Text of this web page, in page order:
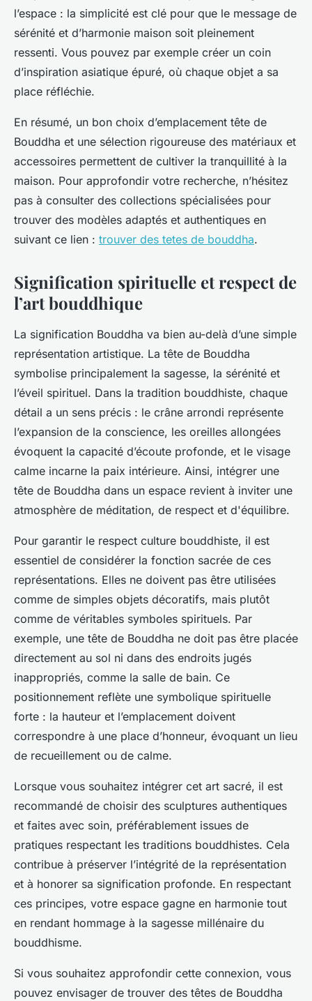
l’espace : la simplicité est clé pour que le message de
sérénité et d’harmonie maison soit pleinement
ressenti. Vous pouvez par exemple créer un coin
d’inspiration asiatique épuré, où chaque objet a sa
place réfléchie.
En résumé, un bon choix d’emplacement tête de
Bouddha et une sélection rigoureuse des matériaux et
accessoires permettent de cultiver la tranquillité à la
maison. Pour approfondir votre recherche, n’hésitez
pas à consulter des collections spécialisées pour
trouver des modèles adaptés et authentiques en
suivant ce lien : trouver des tetes de bouddha.
Signification spirituelle et respect de
l’art bouddhique
La signification Bouddha va bien au-delà d’une simple
représentation artistique. La tête de Bouddha
symbolise principalement la sagesse, la sérénité et
l’éveil spirituel. Dans la tradition bouddhiste, chaque
détail a un sens précis : le crâne arrondi représente
l’expansion de la conscience, les oreilles allongées
évoquent la capacité d’écoute profonde, et le visage
calme incarne la paix intérieure. Ainsi, intégrer une
tête de Bouddha dans un espace revient à inviter une
atmosphère de méditation, de respect et d'équilibre.
Pour garantir le respect culture bouddhiste, il est
essentiel de considérer la fonction sacrée de ces
représentations. Elles ne doivent pas être utilisées
comme de simples objets décoratifs, mais plutôt
comme de véritables symboles spirituels. Par
exemple, une tête de Bouddha ne doit pas être placée
directement au sol ni dans des endroits jugés
inappropriés, comme la salle de bain. Ce
positionnement reflète une symbolique spirituelle
forte : la hauteur et l’emplacement doivent
correspondre à une place d’honneur, évoquant un lieu
de recueillement ou de calme.
Lorsque vous souhaitez intégrer cet art sacré, il est
recommandé de choisir des sculptures authentiques
et faites avec soin, préférablement issues de
pratiques respectant les traditions bouddhistes. Cela
contribue à préserver l’intégrité de la représentation
et à honorer sa signification profonde. En respectant
ces principes, votre espace gagne en harmonie tout
en rendant hommage à la sagesse millénaire du
bouddhisme.
Si vous souhaitez approfondir cette connexion, vous
pouvez envisager de trouver des têtes de Bouddha